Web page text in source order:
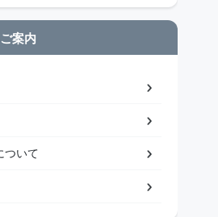
案内
ついて